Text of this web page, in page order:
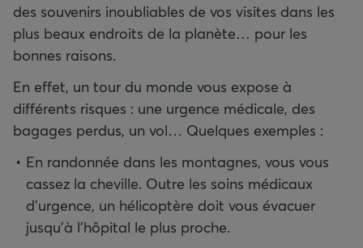
des souvenirs inoubliables de vos visites dans les
plus beaux endroits de la planète… pour les
bonnes raisons.
En effet, un tour du monde vous expose à
différents risques : une urgence médicale, des
bagages perdus, un vol… Quelques exemples :
En randonnée dans les montagnes, vous vous
cassez la cheville. Outre les soins médicaux
d’urgence, un hélicoptère doit vous évacuer
jusqu’à l’hôpital le plus proche.